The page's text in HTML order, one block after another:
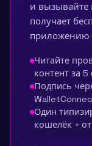
и вызывайте
получает
приложению
Читайте
контент за 5
Подпись
Один
кошелёк +